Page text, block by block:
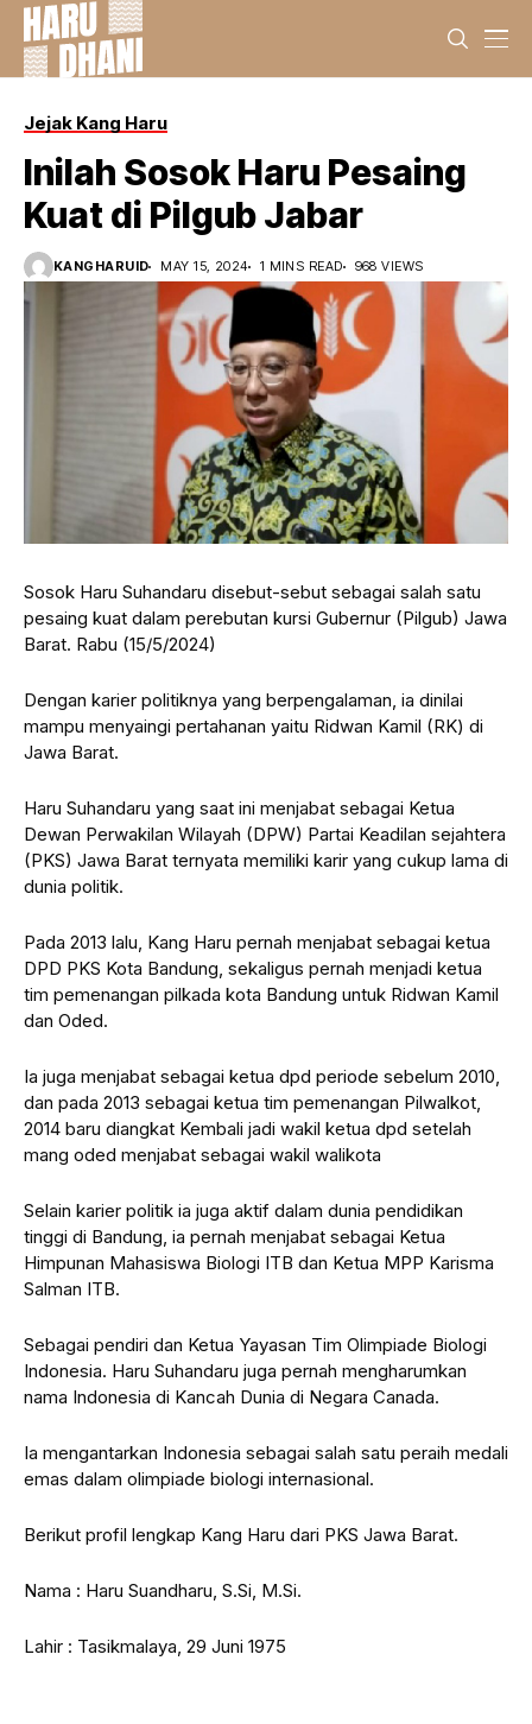
Jejak Kang Haru
Inilah Sosok Haru Pesaing
Kuat di Pilgub Jabar
KANGHARUID MAY 15, 2024 1 MINS READ 968 VIEWS
Sosok Haru Suhandaru disebut-sebut sebagai salah satu
pesaing kuat dalam perebutan kursi Gubernur (Pilgub) Jawa
Barat. Rabu (15/5/2024)
Dengan karier politiknya yang berpengalaman, ia dinilai
mampu menyaingi pertahanan yaitu Ridwan Kamil (RK) di
Jawa Barat.
Haru Suhandaru yang saat ini menjabat sebagai Ketua
Dewan Perwakilan Wilayah (DPW) Partai Keadilan sejahtera
(PKS) Jawa Barat ternyata memiliki karir yang cukup lama di
dunia politik.
Pada 2013 lalu, Kang Haru pernah menjabat sebagai ketua
DPD PKS Kota Bandung, sekaligus pernah menjadi ketua
tim pemenangan pilkada kota Bandung untuk Ridwan Kamil
dan Oded.
Ia juga menjabat sebagai ketua dpd periode sebelum 2010,
dan pada 2013 sebagai ketua tim pemenangan Pilwalkot,
2014 baru diangkat Kembali jadi wakil ketua dpd setelah
mang oded menjabat sebagai wakil walikota
Selain karier politik ia juga aktif dalam dunia pendidikan
tinggi di Bandung, ia pernah menjabat sebagai Ketua
Himpunan Mahasiswa Biologi ITB dan Ketua MPP Karisma
Salman ITB.
Sebagai pendiri dan Ketua Yayasan Tim Olimpiade Biologi
Indonesia. Haru Suhandaru juga pernah mengharumkan
nama Indonesia di Kancah Dunia di Negara Canada.
Ia mengantarkan Indonesia sebagai salah satu peraih medali
emas dalam olimpiade biologi internasional.
Berikut profil lengkap Kang Haru dari PKS Jawa Barat.
Nama : Haru Suandharu, S.Si, M.Si.
Lahir : Tasikmalaya, 29 Juni 1975